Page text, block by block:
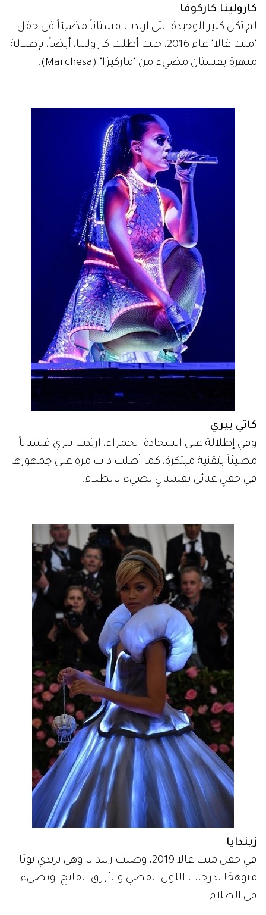
كارولينا كاركوفا
لم تكن كلير الوحيدة التي ارتدت فستاناً مضيئاً في حفل
"ميت غالا" عام 2016، حيث أطلت كارولينا، أيضاً، بإطلالة
مبهرة بفستان مضيء من "ماركيزا" (Marchesa).
كاتي بيري
وفي إطلالة على السجادة الحمراء، ارتدت بيري فستاناً
مضيئاً بتقنية مبتكرة، كما أطلت ذات مرة على جمهورها
في حفلٍ غنائي بفستانٍ يضيء بالظلام.
زيندايا
في حفل ميت غالا 2019، وصلت زيندايا وهي ترتدي ثوبًا
متوهجًا بدرجات اللون الفضي والأزرق الفاتح، ويضيء
في الظلام.